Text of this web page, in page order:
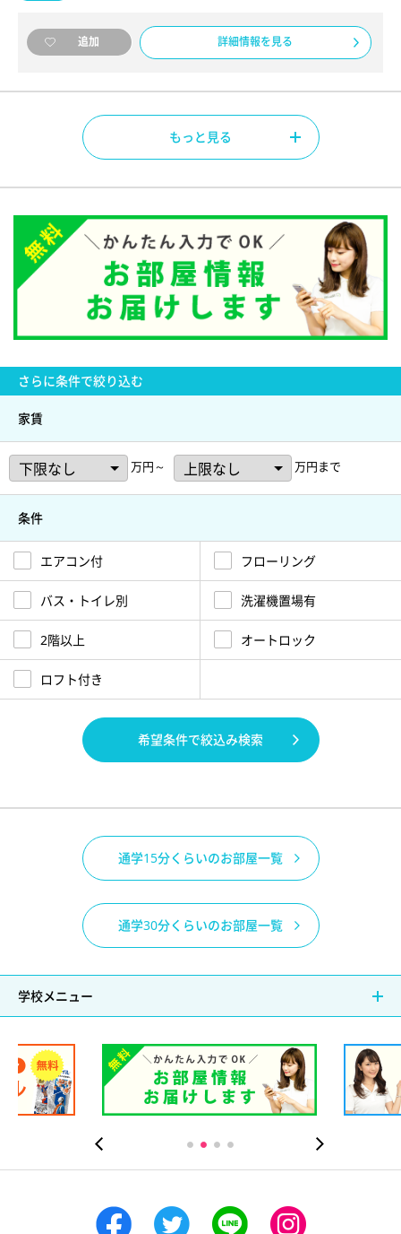
追加 詳細情報を見る
もっと見る
さらに条件で絞り込む
家賃
万円～ 万円まで
条件
エアコン付 フローリング
バス・トイレ別 洗濯機置場有
2階以上 オートロック
ロフト付き
希望条件で絞込み検索
通学15分くらいのお部屋一覧
通学30分くらいのお部屋一覧
学校メニュー